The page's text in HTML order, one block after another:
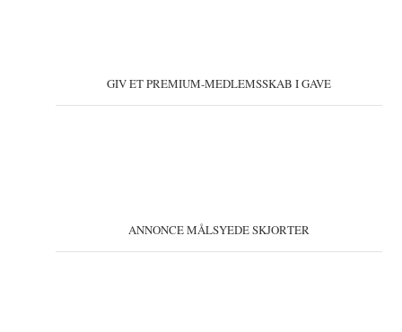
GIV ET PREMIUM-MEDLEMSSKAB I GAVE
ANNONCE MÅLSYEDE SKJORTER